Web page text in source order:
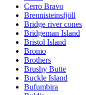
Cerro Bravo
Brennisteinsfjöll
Bridge river cones
Bridgeman Island
Bristol Island
Bromo
Brothers
Brushy Butte
Buckle Island
Bufumbira